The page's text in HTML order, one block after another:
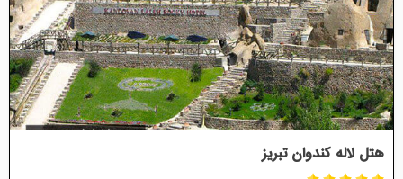
هتل لاله کندوان تبریز